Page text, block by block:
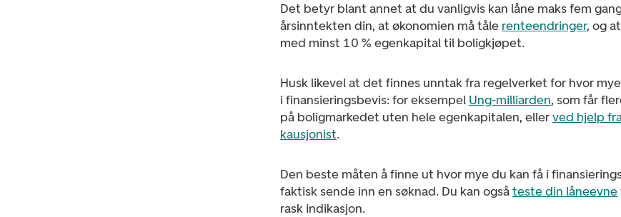
Det betyr blant annet at du vanligvis kan låne maks fem
årsinntekten din, at økonomien må tåle renteendringer, og
med minst 10 % egenkapital til boligkjøpet.
Husk likevel at det finnes unntak fra regelverket for hvor
i finansieringsbevis: for eksempel Ung-milliarden, som får
på boligmarkedet uten hele egenkapitalen, ellerved hjelp
kausjonist.
Den beste måten å finne ut hvor mye du kan få i
faktisk sende inn en søknad. Du kan ogsåteste din låneevne
rask indikasjon.